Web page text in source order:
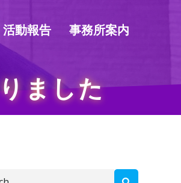
活動報告 事務所案内
ました